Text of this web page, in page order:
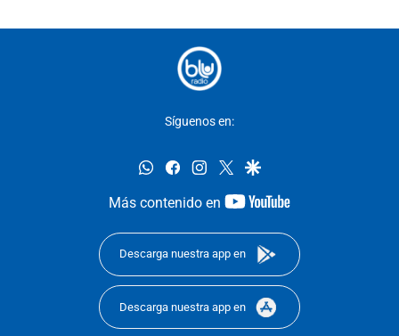
Síguenos en:
whatsappfacebookinstagram
twittergoogle
Más contenido en
youtube-
Descarga nuestra app en
Descarga nuestra app en